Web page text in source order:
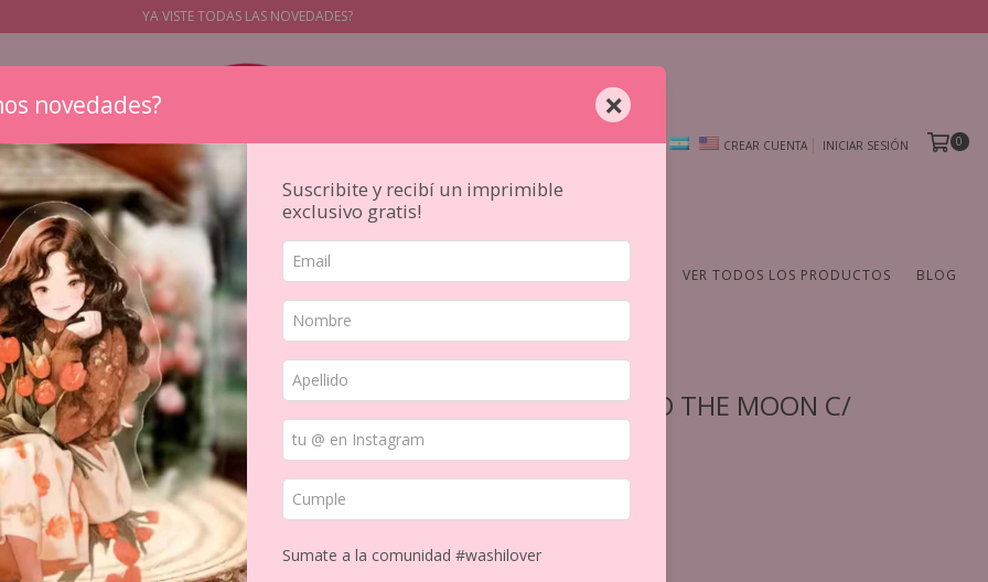
YA VISTE TODAS LAS NOVEDADES?
CREAR CUENTA INICIAR SESIÓN 0
STICKERS PAPELES SELLOS PAPELERIA JAPONESA DE AUTOR VER TODOS LOS PRODUCTOS BLOG
/ Pack / Pack 5 stickers PET To the Moon c/ Foil
PACK 5 STICKERS PET TO THE MOON C/
FOIL
novedades? ×
Suscribite y recibí un imprimible
exclusivo gratis!
Sumate a la comunidad #washilover